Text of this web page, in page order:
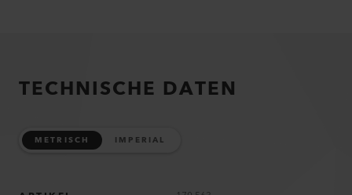
TECHNISCHE DATEN
METRISCH IMPERIAL